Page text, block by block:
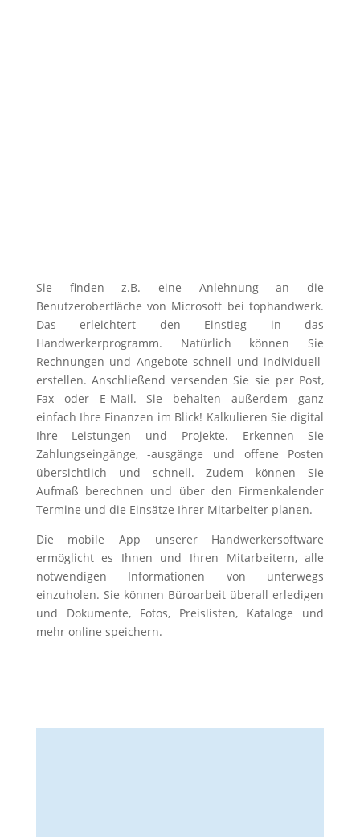
Sie finden z.B. eine Anlehnung an die
Benutzeroberfläche von Microsoft bei tophandwerk.
Das erleichtert den Einstieg in das
Handwerkerprogramm. Natürlich können Sie
Rechnungen und Angebote schnell und individuell
erstellen. Anschließend versenden Sie sie per Post,
Fax oder E-Mail. Sie behalten außerdem ganz
einfach Ihre Finanzen im Blick! Kalkulieren Sie digital
Ihre Leistungen und Projekte. Erkennen Sie
Zahlungseingänge, -ausgänge und offene Posten
übersichtlich und schnell. Zudem können Sie
Aufmaß berechnen und über den Firmenkalender
Termine und die Einsätze Ihrer Mitarbeiter planen.
Die mobile App unserer Handwerkersoftware
ermöglicht es Ihnen und Ihren Mitarbeitern, alle
notwendigen Informationen von unterwegs
einzuholen. Sie können Büroarbeit überall erledigen
und Dokumente, Fotos, Preislisten, Kataloge und
mehr online speichern.